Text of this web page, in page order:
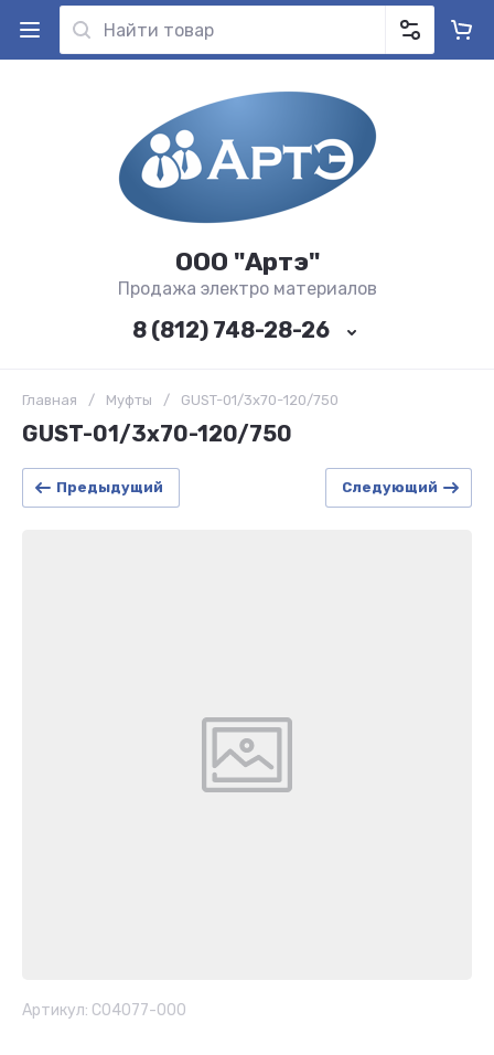
ООО "Артэ"
Продажа электро материалов
8 (812) 748-28-26
Главная / Муфты / GUST-01/3x70-120/750
GUST-01/3x70-120/750
Предыдущий Следующий
Артикул: C04077-000